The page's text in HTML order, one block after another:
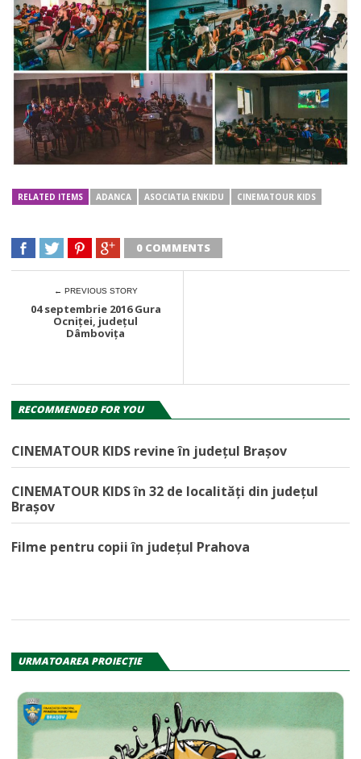
RELATED ITEMS ADANCA ASOCIATIA ENKIDU CINEMATOUR KIDS
0 COMMENTS
← PREVIOUS STORY
04 septembrie 2016 Gura
Ocniței, județul
Dâmbovița
RECOMMENDED FOR YOU
CINEMATOUR KIDS revine în județul Brașov
CINEMATOUR KIDS în 32 de localități din județul
Brașov
Filme pentru copii în județul Prahova
URMATOAREA PROIECŢIE